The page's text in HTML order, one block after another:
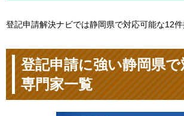
登記申請解決ナビでは静岡県で対応可能な12
登記申請に強い静岡県
専門家一覧